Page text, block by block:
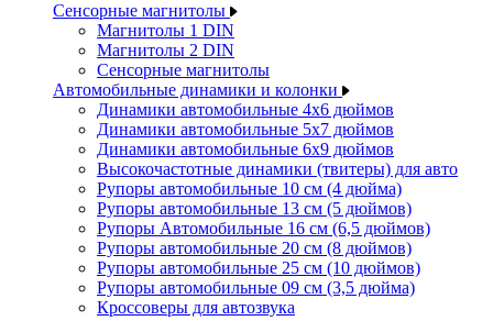
Сенсорные магнитолы
Магнитолы 1 DIN
Магнитолы 2 DIN
Сенсорные магнитолы
Автомобильные динамики и колонки
Динамики автомобильные 4x6 дюймов
Динамики автомобильные 5x7 дюймов
Динамики автомобильные 6x9 дюймов
Высокочастотные динамики (твитеры) для авто
Рупоры автомобильные 10 см (4 дюйма)
Рупоры автомобильные 13 см (5 дюймов)
Рупоры Автомобильные 16 см (6,5 дюймов)
Рупоры автомобильные 20 см (8 дюймов)
Рупоры автомобильные 25 см (10 дюймов)
Рупоры автомобильные 09 см (3,5 дюйма)
Кроссоверы для автозвука